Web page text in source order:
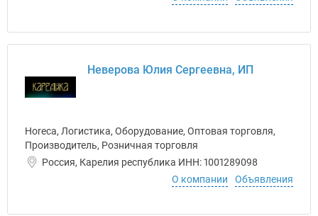
Неверова Юлия Сергеевна, ИП
Horeca, Логистика, Оборудование, Оптовая торговля,
Производитель, Розничная торговля
Россия, Карелия республика ИНН: 1001289098
О компании
Объявления